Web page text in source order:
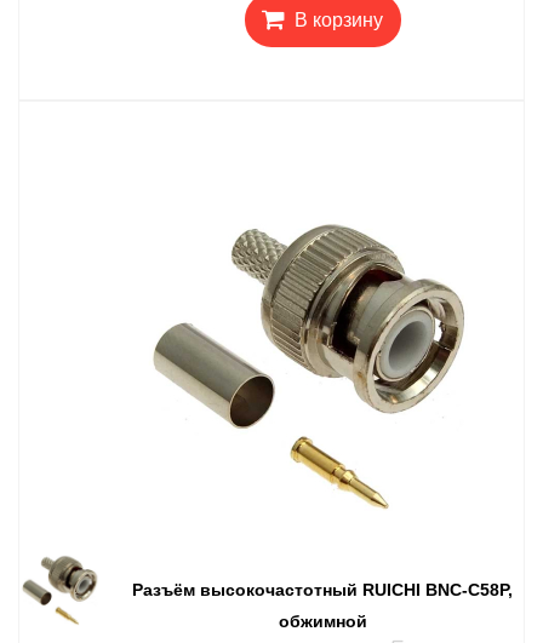
В корзину
Разъём высокочастотный RUICHI BNC-C58P,
обжимной